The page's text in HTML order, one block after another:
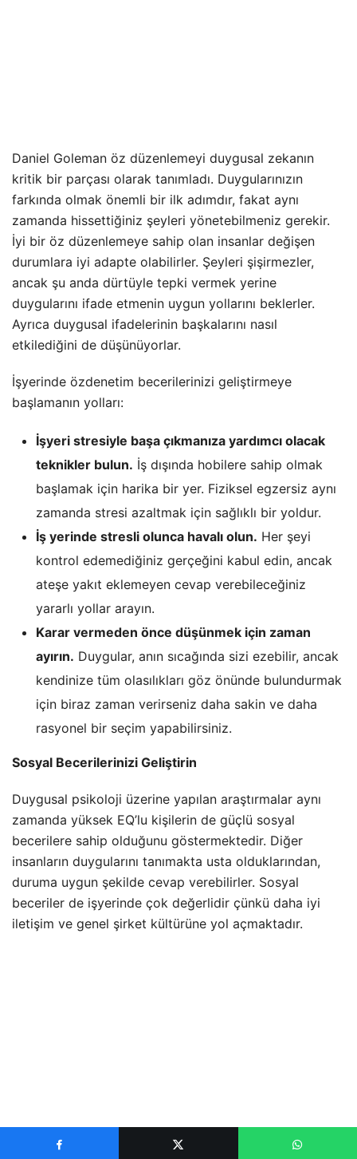
Daniel Goleman öz düzenlemeyi duygusal zekanın
kritik bir parçası olarak tanımladı. Duygularınızın
farkında olmak önemli bir ilk adımdır, fakat aynı
zamanda hissettiğiniz şeyleri yönetebilmeniz gerekir.
İyi bir öz düzenlemeye sahip olan insanlar değişen
durumlara iyi adapte olabilirler. Şeyleri şişirmezler,
ancak şu anda dürtüyle tepki vermek yerine
duygularını ifade etmenin uygun yollarını beklerler.
Ayrıca duygusal ifadelerinin başkalarını nasıl
etkilediğini de düşünüyorlar.
İşyerinde özdenetim becerilerinizi geliştirmeye
başlamanın yolları:
İşyeri stresiyle başa çıkmanıza yardımcı olacak
teknikler bulun. İş dışında hobilere sahip olmak
başlamak için harika bir yer. Fiziksel egzersiz aynı
zamanda stresi azaltmak için sağlıklı bir yoldur.
İş yerinde stresli olunca havalı olun. Her şeyi
kontrol edemediğiniz gerçeğini kabul edin, ancak
ateşe yakıt eklemeyen cevap verebileceğiniz
yararlı yollar arayın.
Karar vermeden önce düşünmek için zaman
ayırın. Duygular, anın sıcağında sizi ezebilir, ancak
kendinize tüm olasılıkları göz önünde bulundurmak
için biraz zaman verirseniz daha sakin ve daha
rasyonel bir seçim yapabilirsiniz.
Sosyal Becerilerinizi Geliştirin
Duygusal psikoloji üzerine yapılan araştırmalar aynı
zamanda yüksek EQ’lu kişilerin de güçlü sosyal
becerilere sahip olduğunu göstermektedir. Diğer
insanların duygularını tanımakta usta olduklarından,
duruma uygun şekilde cevap verebilirler. Sosyal
beceriler de işyerinde çok değerlidir çünkü daha iyi
iletişim ve genel şirket kültürüne yol açmaktadır.